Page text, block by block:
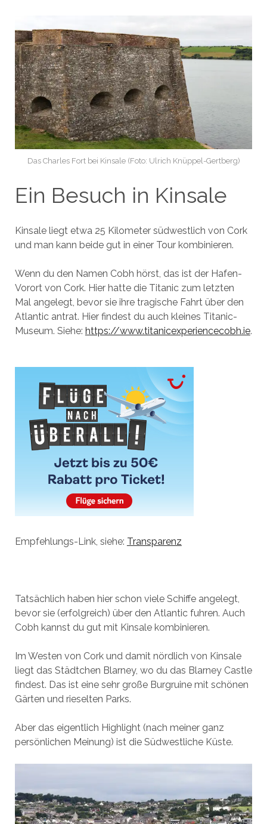
Das Charles Fort bei Kinsale (Foto: Ulrich Knüppel-Gertberg)
Ein Besuch in Kinsale
Kinsale liegt etwa 25 Kilometer südwestlich von Cork
und man kann beide gut in einer Tour kombinieren.
Wenn du den Namen Cobh hörst, das ist der Hafen-
Vorort von Cork. Hier hatte die Titanic zum letzten
Mal angelegt, bevor sie ihre tragische Fahrt über den
Atlantic antrat. Hier findest du auch kleines Titanic-
Museum. Siehe: https://www.titanicexperiencecobh.ie.
Empfehlungs-Link, siehe: Transparenz
Tatsächlich haben hier schon viele Schiffe angelegt,
bevor sie (erfolgreich) über den Atlantic fuhren. Auch
Cobh kannst du gut mit Kinsale kombinieren.
Im Westen von Cork und damit nördlich von Kinsale
liegt das Städtchen Blarney, wo du das Blarney Castle
findest. Das ist eine sehr große Burgruine mit schönen
Gärten und rieselten Parks.
Aber das eigentlich Highlight (nach meiner ganz
persönlichen Meinung) ist die Südwestliche Küste.